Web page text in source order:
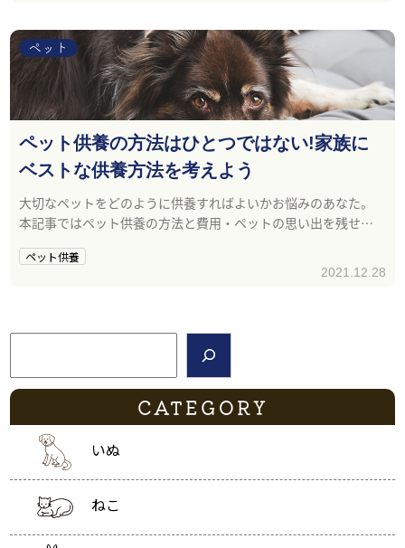
ペット
ペット供養の方法はひとつではない!家族に
ベストな供養方法を考えよう
大切なペットをどのように供養すればよいかお悩みのあなた。
本記事ではペット供養の方法と費用・ペットの思い出を残せる
ペット供養
2021.12.28
検索
CATEGORY
いぬ
ねこ